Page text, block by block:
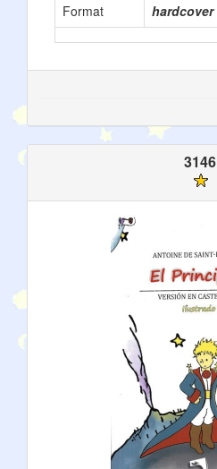
Format
hardcover
3146